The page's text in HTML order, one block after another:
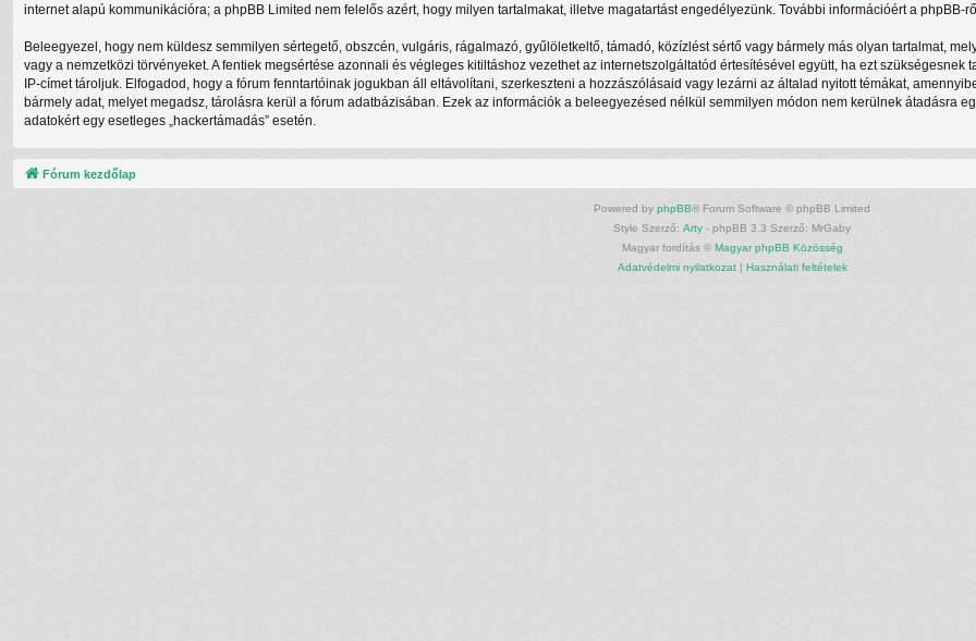
internet alapú kommunikációra; a phpBB Limited nem felelős azért, hogy milyen tartalmakat, illetve magatartást engedélyezünk. További információért a phpBB-
Beleegyezel, hogy nem küldesz semmilyen sértegető, obszcén, vulgáris, rágalmazó, gyűlöletkeltő, támadó, közízlést sértő vagy bármely más olyan tartalmat,
vagy a nemzetközi törvényeket. A fentiek megsértése azonnali és végleges kitiltáshoz vezethet az internetszolgáltatód értesítésével együtt, ha ezt
IP-címet tároljuk. Elfogadod, hogy a fórum fenntartóinak jogukban áll eltávolítani, szerkeszteni a hozzászólásaid vagy lezárni az általad nyitott témákat,
bármely adat, melyet megadsz, tárolásra kerül a fórum adatbázisában. Ezek az információk a beleegyezésed nélkül semmilyen módon nem kerülnek átadásra
adatokért egy esetleges „hackertámadás” esetén.
Fórum kezdőlap
Powered by phpBB® Forum Software © phpBB Limited
Style Szerző: Arty - phpBB 3.3 Szerző: MrGaby
Magyar fordítás © Magyar phpBB Közösség
Adatvédelmi nyilatkozat| Használati feltételek